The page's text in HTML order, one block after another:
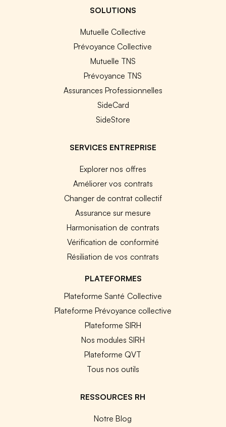
SOLUTIONS
Mutuelle Collective
Prévoyance Collective
Mutuelle TNS
Prévoyance TNS
Assurances Professionnelles
SideCard
SideStore
SERVICES ENTREPRISE
Explorer nos offres
Améliorer vos contrats
Changer de contrat collectif
Assurance sur mesure
Harmonisation de contrats
Vérification de conformité
Résiliation de vos contrats
PLATEFORMES
Plateforme Santé Collective
Plateforme Prévoyance collective
Plateforme SIRH
Nos modules SIRH
Plateforme QVT
Tous nos outils
RESSOURCES RH
Notre Blog